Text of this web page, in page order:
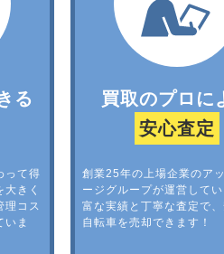
る
って得
きく
理コス
いま
買取のプロに
安心査定
創業25年の上場企業のア
ージグループが運営して
富な実績と丁寧な査定で
自転車を売却できます！